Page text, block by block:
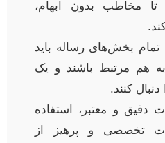
مخاطب بدون ابهام،
تمام بخش‌های رساله باید
هم مرتبط باشند و یک
کنند.
دقیق و معتبر، استفاده
تخصصی و پرهیز از